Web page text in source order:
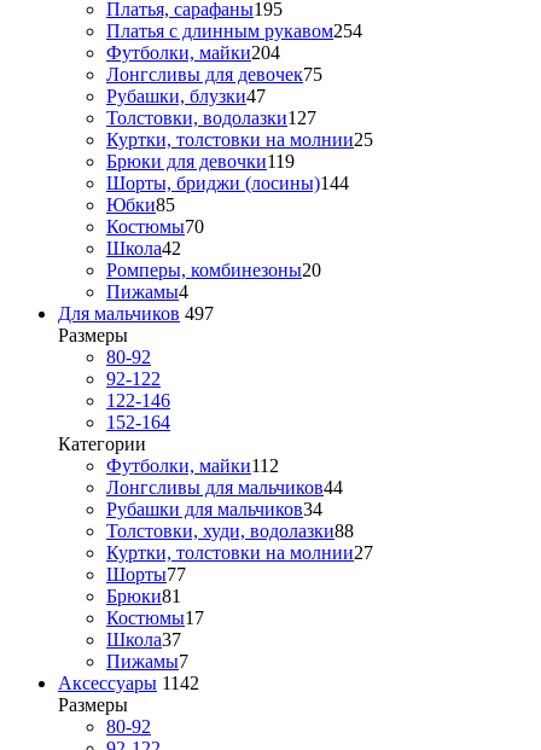
Платья, сарафаны195
Платья с длинным рукавом254
Футболки, майки204
Лонгсливы для девочек75
Рубашки, блузки47
Толстовки, водолазки127
Куртки, толстовки на молнии25
Брюки для девочки119
Шорты, бриджи (лосины)144
Юбки85
Костюмы70
Школа42
Ромперы, комбинезоны20
Пижамы4
Для мальчиков 497
Размеры
80-92
92-122
122-146
152-164
Категории
Футболки, майки112
Лонгсливы для мальчиков44
Рубашки для мальчиков34
Толстовки, худи, водолазки88
Куртки, толстовки на молнии27
Шорты77
Брюки81
Костюмы17
Школа37
Пижамы7
Аксессуары 1142
Размеры
80-92